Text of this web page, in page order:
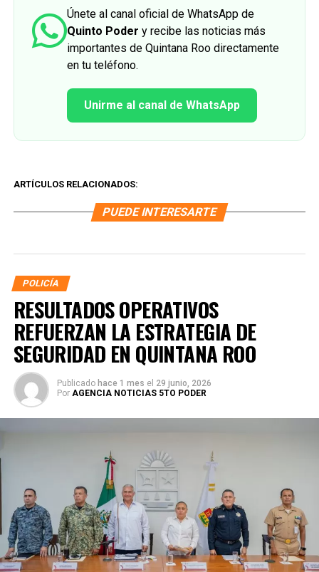
Únete al canal oficial de WhatsApp de
Quinto Poder y recibe las noticias más
importantes de Quintana Roo directamente
en tu teléfono.
Unirme al canal de WhatsApp
ARTÍCULOS RELACIONADOS:
PUEDE INTERESARTE
POLICÍA
RESULTADOS OPERATIVOS
REFUERZAN LA ESTRATEGIA DE
SEGURIDAD EN QUINTANA ROO
Publicado hace 1 mes el 29 junio, 2026
Por AGENCIA NOTICIAS 5TO PODER